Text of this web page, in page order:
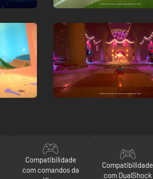
Compatibilidade
com comandos da
Compatibilidade
com DualShock